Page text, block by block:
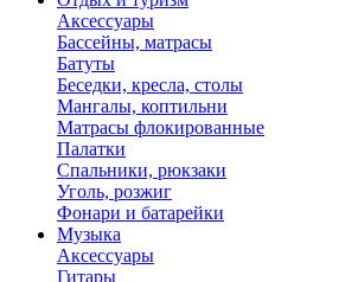
Аксессуары
Бассейны, матрасы
Батуты
Беседки, кресла, столы
Мангалы, коптильни
Матрасы флокированные
Палатки
Спальники, рюкзаки
Уголь, розжиг
Фонари и батарейки
Музыка
Аксессуары
Гитары